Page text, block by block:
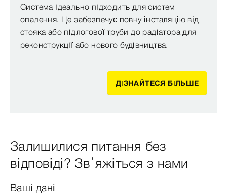
Система ідеально підходить для систем
опалення. Це забезпечує повну інсталяцію від
стояка або підлогової труби до радіатора для
реконструкції або нового будівництва.
ДІЗНАЙТЕСЯ БІЛЬШЕ
Залишилися питання без
відповіді? Зв’яжіться з нами
Ваші дані